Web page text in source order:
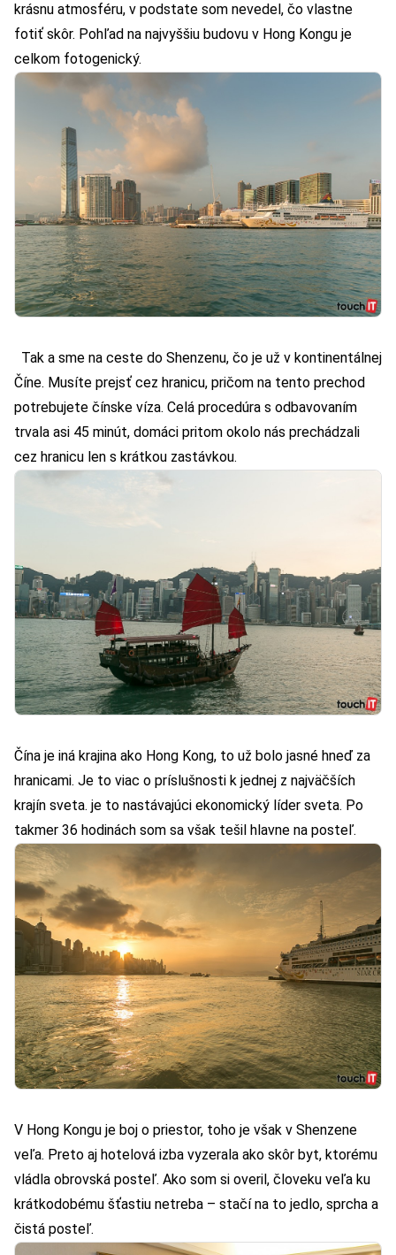
krásnu atmosféru, v podstate som nevedel, čo vlastne
fotiť skôr. Pohľad na najvyššiu budovu v Hong Kongu je
celkom fotogenický.
Tak a sme na ceste do Shenzenu, čo je už v kontinentálnej
Číne. Musíte prejsť cez hranicu, pričom na tento prechod
potrebujete čínske víza. Celá procedúra s odbavovaním
trvala asi 45 minút, domáci pritom okolo nás prechádzali
cez hranicu len s krátkou zastávkou.
Čína je iná krajina ako Hong Kong, to už bolo jasné hneď za
hranicami. Je to viac o príslušnosti k jednej z najväčších
krajín sveta. je to nastávajúci ekonomický líder sveta. Po
takmer 36 hodinách som sa však tešil hlavne na posteľ.
V Hong Kongu je boj o priestor, toho je však v Shenzene
veľa. Preto aj hotelová izba vyzerala ako skôr byt, ktorému
vládla obrovská posteľ. Ako som si overil, človeku veľa ku
krátkodobému šťastiu netreba – stačí na to jedlo, sprcha a
čistá posteľ.